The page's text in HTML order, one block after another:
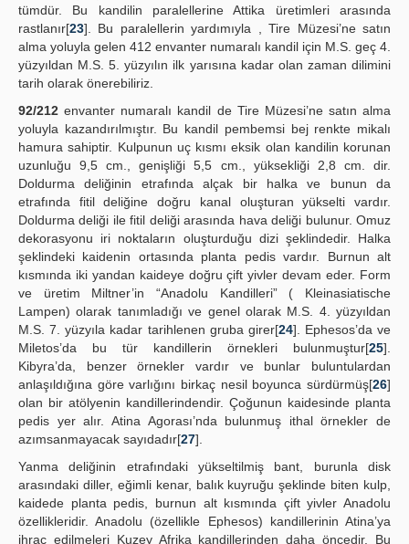
tümdür. Bu kandilin paralellerine Attika üretimleri arasında
rastlanır[23]. Bu paralellerin yardımıyla , Tire Müzesi’ne satın
alma yoluyla gelen 412 envanter numaralı kandil için M.S. geç 4.
yüzyıldan M.S. 5. yüzyılın ilk yarısına kadar olan zaman dilimini
tarih olarak önerebiliriz.
92/212 envanter numaralı kandil de Tire Müzesi’ne satın alma
yoluyla kazandırılmıştır. Bu kandil pembemsi bej renkte mikalı
hamura sahiptir. Kulpunun uç kısmı eksik olan kandilin korunan
uzunluğu 9,5 cm., genişliği 5,5 cm., yüksekliği 2,8 cm. dir.
Doldurma deliğinin etrafında alçak bir halka ve bunun da
etrafında fitil deliğine doğru kanal oluşturan yükselti vardır.
Doldurma deliği ile fitil deliği arasında hava deliği bulunur. Omuz
dekorasyonu iri noktaların oluşturduğu dizi şeklindedir. Halka
şeklindeki kaidenin ortasında planta pedis vardır. Burnun alt
kısmında iki yandan kaideye doğru çift yivler devam eder. Form
ve üretim Miltner’in “Anadolu Kandilleri” ( Kleinasiatische
Lampen) olarak tanımladığı ve genel olarak M.S. 4. yüzyıldan
M.S. 7. yüzyıla kadar tarihlenen gruba girer[24]. Ephesos’da ve
Miletos’da bu tür kandillerin örnekleri bulunmuştur[25].
Kibyra’da, benzer örnekler vardır ve bunlar buluntulardan
anlaşıldığına göre varlığını birkaç nesil boyunca sürdürmüş[26]
olan bir atölyenin kandillerindendir. Çoğunun kaidesinde planta
pedis yer alır. Atina Agorası’nda bulunmuş ithal örnekler de
azımsanmayacak sayıdadır[27].
Yanma deliğinin etrafındaki yükseltilmiş bant, burunla disk
arasındaki diller, eğimli kenar, balık kuyruğu şeklinde biten kulp,
kaidede planta pedis, burnun alt kısmında çift yivler Anadolu
özellikleridir. Anadolu (özellikle Ephesos) kandillerinin Atina’ya
ihraç edilmeleri Kuzey Afrika kandillerinden daha öncedir. Bu